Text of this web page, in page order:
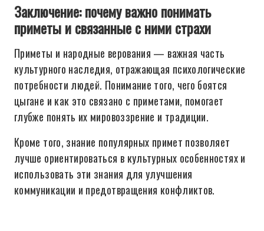
Заключение: почему важно понимать
приметы и связанные с ними страхи
Приметы и народные верования — важная часть
культурного наследия, отражающая психологические
потребности людей. Понимание того, чего боятся
цыгане и как это связано с приметами, помогает
глубже понять их мировоззрение и традиции.
Кроме того, знание популярных примет позволяет
лучше ориентироваться в культурных особенностях и
использовать эти знания для улучшения
коммуникации и предотвращения конфликтов.